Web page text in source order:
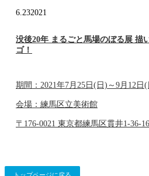
6.232021
没後20年 まるごと馬場のぼる展 描
ゴ！
期間：2021年7月25日(日)～9月12日(
会場：練馬区立美術館
〒176-0021 東京都練馬区貫井1-36-16